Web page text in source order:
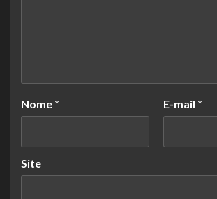
Nome * E-mail *
Site